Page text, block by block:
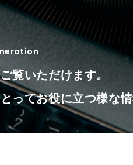
覧いただけます。
ってお役に立つ様な